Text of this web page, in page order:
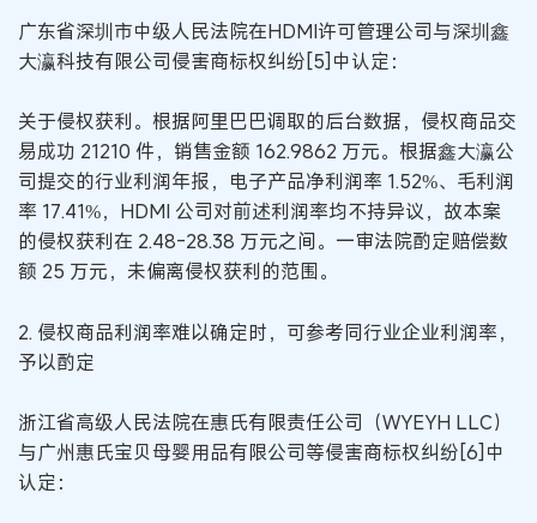
广东省深圳市中级人民法院在HDMI许可管理公司与深圳鑫
大瀛科技有限公司侵害商标权纠纷[5]中认定：
关于侵权获利。根据阿里巴巴调取的后台数据，侵权商品交
易成功 21210 件，销售金额 162.9862 万元。根据鑫大瀛公
司提交的行业利润年报，电子产品净利润率 1.52%、毛利润
率 17.41%，HDMI 公司对前述利润率均不持异议，故本案
的侵权获利在 2.48-28.38 万元之间。一审法院酌定赔偿数
额 25 万元，未偏离侵权获利的范围。
2. 侵权商品利润率难以确定时，可参考同行业企业利润率，
予以酌定
浙江省高级人民法院在惠氏有限责任公司（WYEYH LLC）
与广州惠氏宝贝母婴用品有限公司等侵害商标权纠纷[6]中
认定：